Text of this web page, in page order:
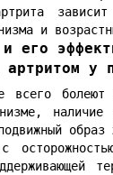
зависит
и
и его
артритом у
всего болеют
наличие